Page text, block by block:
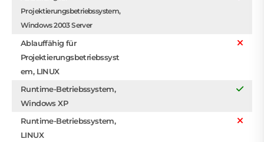
Projektierungsbetriebssystem,
Windows 2003 Server
Ablauffähig für
Projektierungsbetriebssyst
em, LINUX
Runtime-Betriebssystem,
Windows XP
Runtime-Betriebssystem,
LINUX